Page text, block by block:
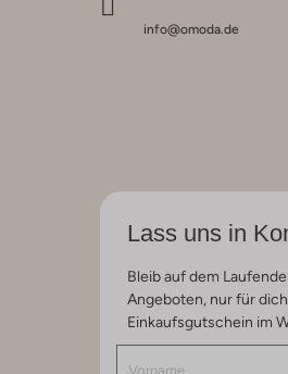
info@omoda.de
Lass uns in
Bleib auf dem
Angeboten, nur für
Einkaufsgutschein im